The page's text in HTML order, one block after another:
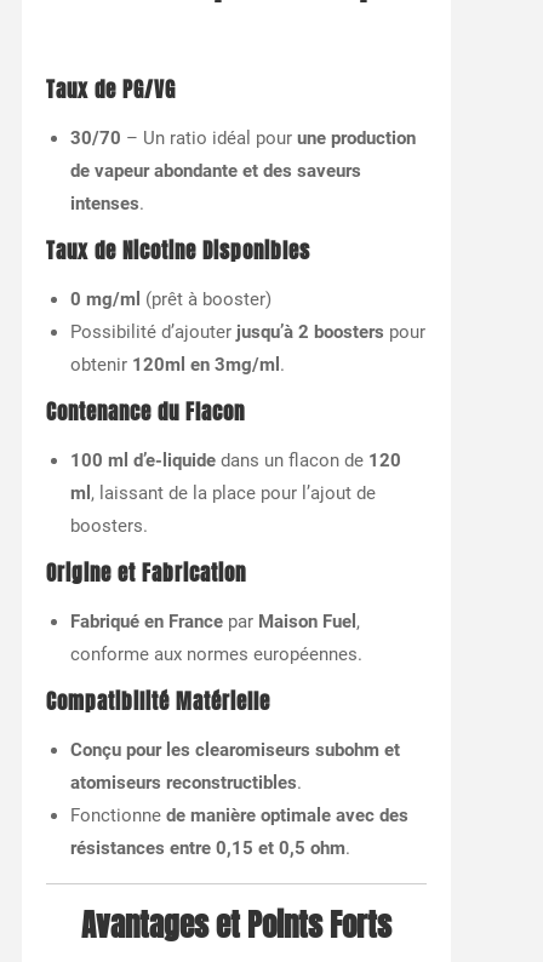
Taux de PG/VG
30/70 – Un ratio idéal pour une production
de vapeur abondante et des saveurs
intenses.
Taux de Nicotine Disponibles
0 mg/ml (prêt à booster)
Possibilité d’ajouter jusqu’à 2 boosters pour
obtenir 120ml en 3mg/ml .
Contenance du Flacon
100 ml d’e-liquidedans un flacon de 120
ml , laissant de la place pour l’ajout de
boosters.
Origine et Fabrication
Fabriqué en Francepar Maison Fuel ,
conforme aux normes européennes.
Compatibilité Matérielle
Conçu pour les clearomiseurs subohm et
atomiseurs reconstructibles.
Fonctionne de manière optimale avec des
résistances entre 0,15 et 0,5 ohm.
Avantages et Points Forts